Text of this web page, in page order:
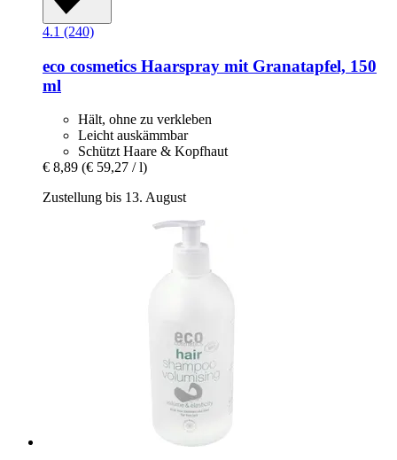
4.1 (240)
eco cosmetics Haarspray mit Granatapfel, 150
ml
Hält, ohne zu verkleben
Leicht auskämmbar
Schützt Haare & Kopfhaut
€ 8,89 (€ 59,27 / l)
Zustellung bis 13. August